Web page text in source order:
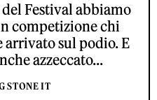
Festival abbiamo
competizione chi
arrivato sul podio. E
azzeccato...
STONE IT